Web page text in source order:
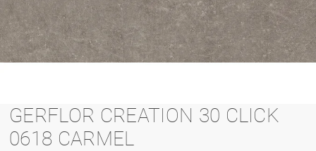
GERFLOR CREATION 30 CLICK
0618 CARMEL